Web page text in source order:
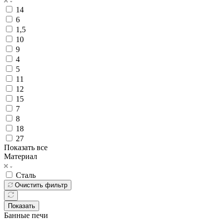
14
6
1,5
10
9
4
5
11
12
15
7
8
18
27
Показать все
Материал
Сталь
Очистить фильтр
Показать
Банные печи